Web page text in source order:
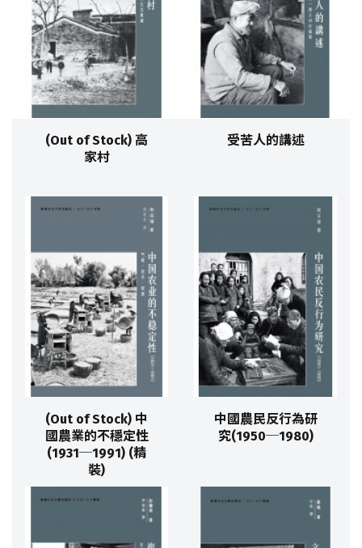
(Out of Stock) 高
家村
受苦人的講述
(Out of Stock) 中
國農業的不穩定性
(1931─1991) (精
裝)
中國農民反行為研
究(1950─1980)